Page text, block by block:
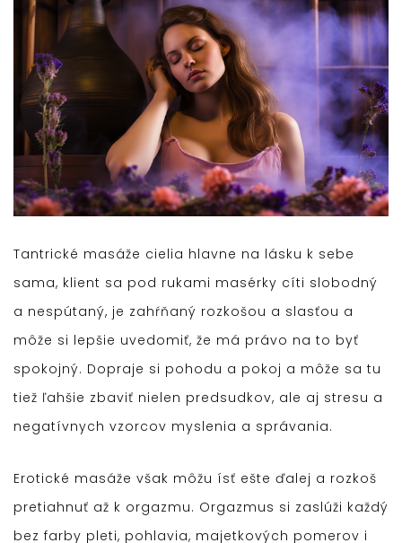
Tantrické masáže cielia hlavne na lásku k sebe
sama, klient sa pod rukami masérky cíti slobodný
a nespútaný, je zahŕňaný rozkošou a slasťou a
môže si lepšie uvedomiť, že má právo na to byť
spokojný. Dopraje si pohodu a pokoj a môže sa tu
tiež ľahšie zbaviť nielen predsudkov, ale aj stresu a
negatívnych vzorcov myslenia a správania.
Erotické masáže však môžu ísť ešte ďalej a rozkoš
pretiahnuť až k orgazmu. Orgazmus si zaslúži každý
bez farby pleti, pohlavia, majetkových pomerov i